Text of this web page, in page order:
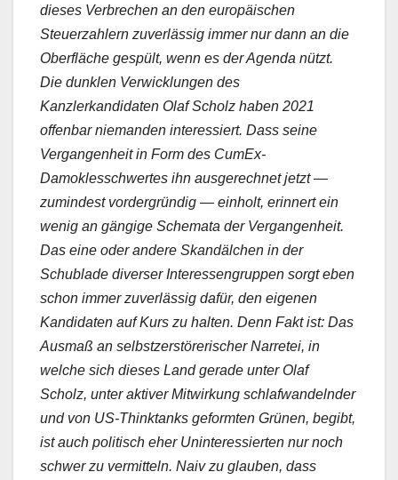
dieses Verbrechen an den europäischen
Steuerzahlern zuverlässig immer nur dann an die
Oberfläche gespült, wenn es der Agenda nützt.
Die dunklen Verwicklungen des
Kanzlerkandidaten Olaf Scholz haben 2021
offenbar niemanden interessiert. Dass seine
Vergangenheit in Form des CumEx-
Damoklesschwertes ihn ausgerechnet jetzt —
zumindest vordergründig — einholt, erinnert ein
wenig an gängige Schemata der Vergangenheit.
Das eine oder andere Skandälchen in der
Schublade diverser Interessengruppen sorgt eben
schon immer zuverlässig dafür, den eigenen
Kandidaten auf Kurs zu halten. Denn Fakt ist: Das
Ausmaß an selbstzerstörerischer Narretei, in
welche sich dieses Land gerade unter Olaf
Scholz, unter aktiver Mitwirkung schlafwandelnder
und von US-Thinktanks geformten Grünen, begibt,
ist auch politisch eher Uninteressierten nur noch
schwer zu vermitteln. Naiv zu glauben, dass